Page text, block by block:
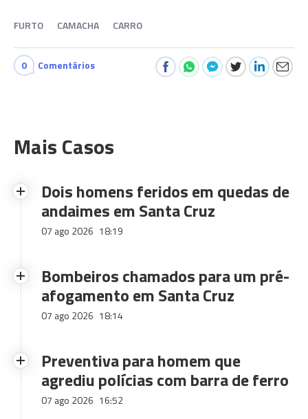
FURTO CAMACHA CARRO
0 Comentários
Mais Casos
Dois homens feridos em quedas de
andaimes em Santa Cruz
07 ago 2026 18:19
Bombeiros chamados para um pré-
afogamento em Santa Cruz
07 ago 2026 18:14
Preventiva para homem que
agrediu polícias com barra de ferro
07 ago 2026 16:52